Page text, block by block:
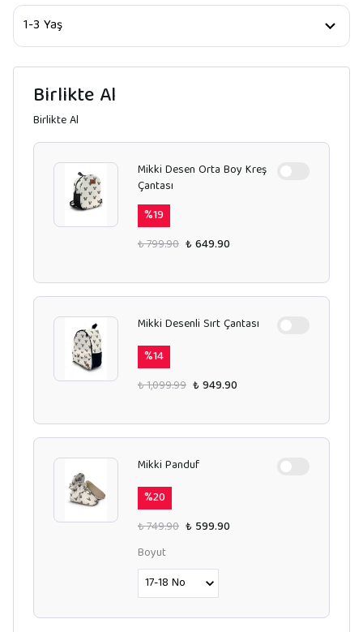
Birlikte Al
Birlikte Al
Mikki Desen Orta Boy Kreş
Çantası
%19
₺ 799.90 ₺ 649.90
Mikki Desenli Sırt Çantası
%14
₺ 1,099.99 ₺ 949.90
Mikki Panduf
%20
₺ 749.90 ₺ 599.90
Boyut